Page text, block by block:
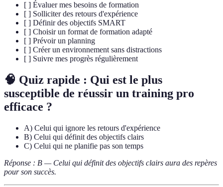
[ ] Évaluer mes besoins de formation
[ ] Solliciter des retours d'expérience
[ ] Définir des objectifs SMART
[ ] Choisir un format de formation adapté
[ ] Prévoir un planning
[ ] Créer un environnement sans distractions
[ ] Suivre mes progrès régulièrement
🧠 Quiz rapide : Qui est le plus
susceptible de réussir un training pro
efficace ?
A) Celui qui ignore les retours d'expérience
B) Celui qui définit des objectifs clairs
C) Celui qui ne planifie pas son temps
Réponse : B — Celui qui définit des objectifs clairs aura des repères
pour son succès.